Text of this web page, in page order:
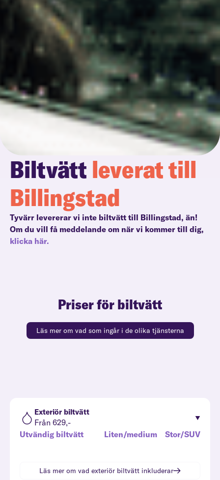
Biltvätt leverat till
Billingstad
Tyvärr levererar vi inte biltvätt till Billingstad, än!
Om du vill få meddelande om när vi kommer till dig,
klicka här.
Priser för biltvätt
Läs mer om vad som ingår i de olika tjänsterna
Exteriör biltvätt
Från 629,-
Utvändig biltvätt
Liten/medium Stor/SUV
Läs mer om vad exteriör biltvätt inkluderar